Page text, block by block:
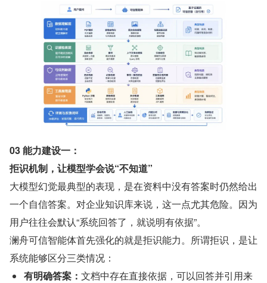
03 能力建设一：
拒识机制，让模型学会说“不知道”
大模型幻觉最典型的表现，是在资料中没有答案时仍然给出
一个自信答案。对企业知识库来说，这一点尤其危险。因为
用户往往会默认“系统回答了，就说明有依据”。
澜舟可信智能体首先强化的就是拒识能力。所谓拒识，是让
系统能够区分三类情况：
有明确答案： 文档中存在直接依据，可以回答并引用来